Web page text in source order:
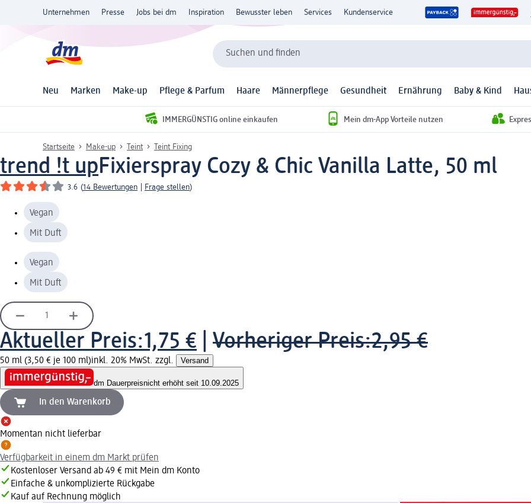
Unternehmen Presse Jobs bei dm Inspiration Bewusster leben Services Kundenservice
Suchen und finden
Neu Marken Make-up Pflege & Parfum Haare Männerpflege Gesundheit Ernährung Baby & Kind
IMMERGÜNSTIG online einkaufen Mein dm-App Vorteile nutzen
Startseite Make-up Teint Teint Fixing
trend !t upFixierspray Cozy & Chic Vanilla Latte, 50 ml
3.6 (14 Bewertungen Frage stellen)
Vegan
Mit Duft
Vegan
Mit Duft
Aktueller Preis:1,75 € Vorheriger Preis:2,95 €
50 ml (3,50 € je 100 ml)inkl. 20% MwSt. zzgl. Versand
dm Dauerpreisnicht erhöht seit 10.09.2025
In den Warenkorb
Momentan nicht lieferbar
Verfügbarkeit in einem dm Markt prüfen
Kostenloser Versand ab 49 € mit Mein dm Konto
Einfache & unkomplizierte Rückgabe
Kauf auf Rechnung möglich